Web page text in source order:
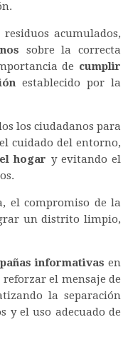
acumulados,
sobre la correcta
de cumplir
establecido por la
los ciudadanos para
cuidado del entorno,
hogar y evitando el
el compromiso de la
un distrito limpio,
informativas en
el mensaje de
la separación
y el uso adecuado de